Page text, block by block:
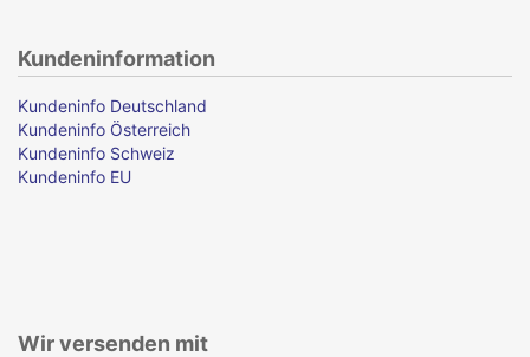
Kundeninformation
Kundeninfo Deutschland
Kundeninfo Österreich
Kundeninfo Schweiz
Kundeninfo EU
Wir versenden mit